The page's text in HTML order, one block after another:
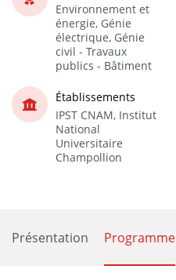
Environnement et
énergie, Génie
électrique, Génie
civil - Travaux
publics - Bâtiment
Établissements
IPST CNAM, Institut
National
Universitaire
Champollion
Présentation Programme